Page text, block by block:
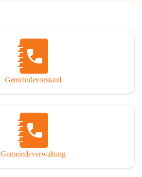
Gemeindevorstand
Gemeindeverwaltung